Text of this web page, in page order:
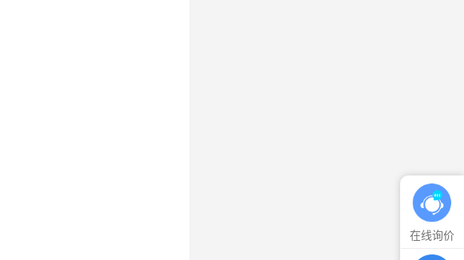
在线询价